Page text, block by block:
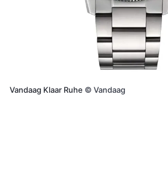
Vandaag Klaar Ruhe © Vandaag